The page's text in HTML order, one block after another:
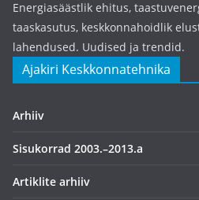
Energiasäästlik ehitus,
taaskasutus, keskkonnahoidlik
lahendused. Uudised ja trendid.
Ajakiri Keskkonnatehnika
Arhiiv
Sisukorrad 2003.–2013.a
Artiklite arhiiv